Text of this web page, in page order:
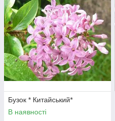
Бузок * Китайський*
В наявності